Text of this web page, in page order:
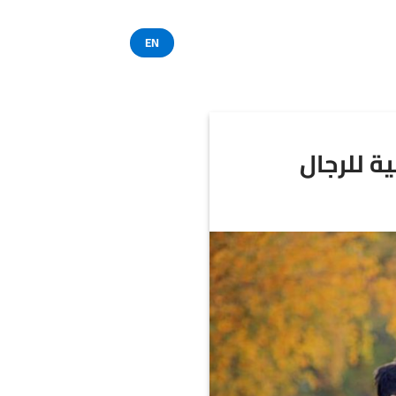
EN
للرجال